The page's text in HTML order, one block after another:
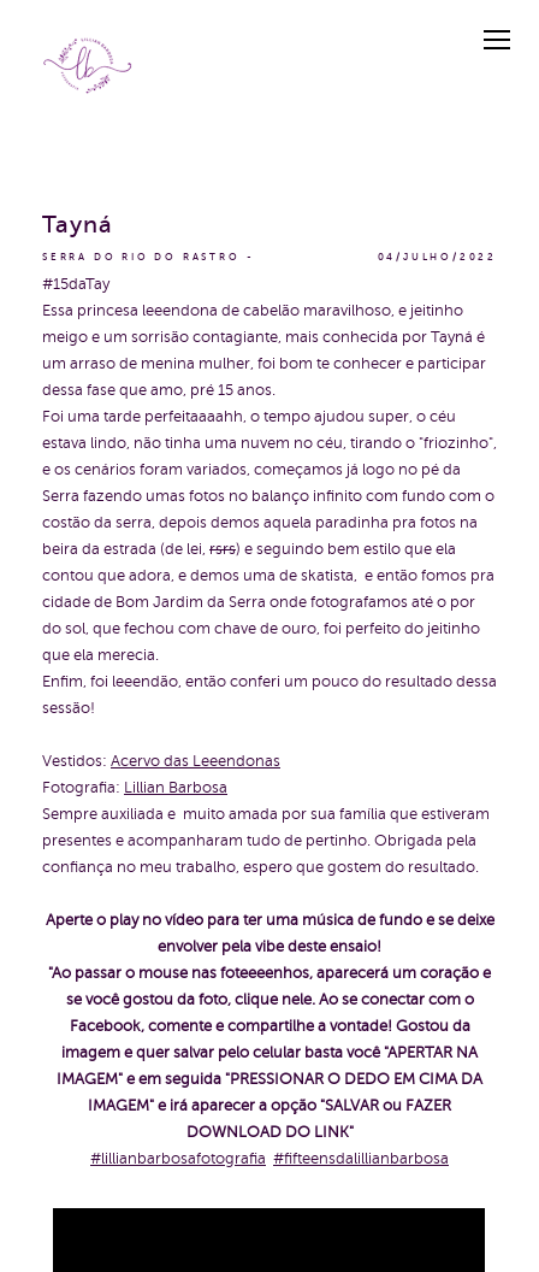
SERRA DO RIO DO RASTRO 04/JULHO/2022
Tayná
#15daTay
Essa princesa leeendona de cabelão maravilhoso, e jeitinho
meigo e um sorrisão contagiante, mais conhecida por Tayná é
um arraso de menina mulher, foi bom te conhecer e participar
dessa fase que amo, pré 15 anos.
Foi uma tarde perfeitaaaahh, o tempo ajudou super, o céu
estava lindo, não tinha uma nuvem no céu, tirando o "friozinho",
e os cenários foram variados, começamos já logo no pé da
Serra fazendo umas fotos no balanço infinito com fundo com o
costão da serra, depois demos aquela paradinha pra fotos na
beira da estrada (de lei, rsrs) e seguindo bem estilo que ela
contou que adora, e demos uma de skatista, e então fomos pra
cidade de Bom Jardim da Serra onde fotografamos até o por
do sol, que fechou com chave de ouro, foi perfeito do jeitinho
que ela merecia.
Enfim, foi leeendão, então conferi um pouco do resultado dessa
sessão!
Vestidos: Acervo das Leeendonas
Fotografia: Lillian Barbosa
Sempre auxiliada e muito amada por sua família que estiveram
presentes e acompanharam tudo de pertinho. Obrigada pela
confiança no meu trabalho, espero que gostem do resultado.
Aperte o play no vídeo para ter uma música de fundo e se deixe
envolver pela vibe deste ensaio!
"Ao passar o mouse nas foteeeenhos, aparecerá um coração e
se você gostou da foto, clique nele. Ao se conectar com o
Facebook, comente e compartilhe a vontade! Gostou da
imagem e quer salvar pelo celular basta você "APERTAR NA
IMAGEM" e em seguida "PRESSIONAR O DEDO EM CIMA DA
IMAGEM" e irá aparecer a opção "SALVAR ou FAZER
DOWNLOAD DO LINK"
#lillianbarbosafotografia #fifteensdalillianbarbosa